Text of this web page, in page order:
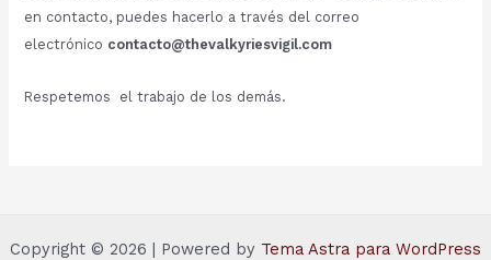
en contacto, puedes hacerlo a través del correo
electrónico contacto@thevalkyriesvigil.com
Respetemos el trabajo de los demás.
Copyright © 2026 | Powered by Tema Astra para WordPress